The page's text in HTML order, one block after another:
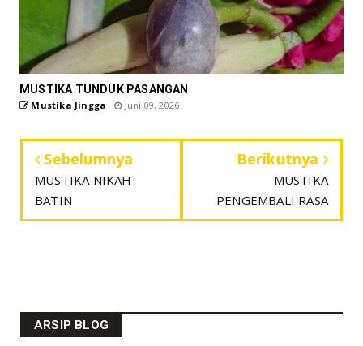
MUSTIKA TUNDUK PASANGAN
Mustika Jingga Juni 09, 2026
Sebelumnya
MUSTIKA NIKAH
BATIN
Berikutnya
MUSTIKA
PENGEMBALI RASA
ARSIP BLOG